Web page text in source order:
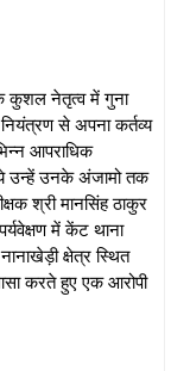
नेतृत्व में गुना
से अपना कर्तव्य
आपराधिक
हुये उन्हें उनके अंजामो तक
श्री मानसिंह ठाकुर
में केंट थाना
क्षेत्र स्थित
करते हुए एक आरोपी